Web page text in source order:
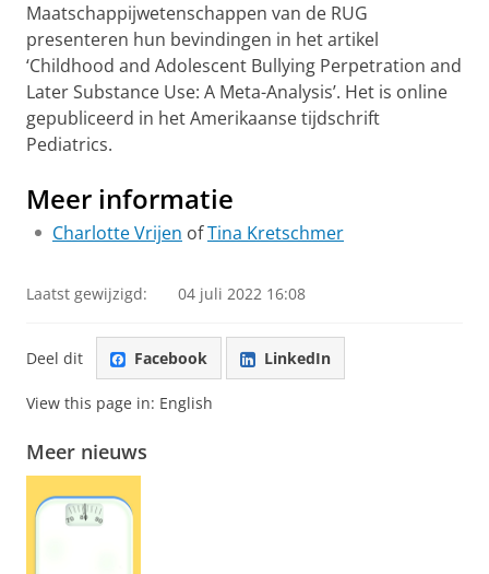
Maatschappijwetenschappen van de RUG
presenteren hun bevindingen in het artikel
‘Childhood and Adolescent Bullying Perpetration and
Later Substance Use: A Meta-Analysis’. Het is online
gepubliceerd in het Amerikaanse tijdschrift
Pediatrics.
Meer informatie
Charlotte Vrijen ofTina Kretschmer
Laatst gewijzigd: 04 juli 2022 16:08
Deel dit Facebook LinkedIn
View this page in: English
Meer nieuws